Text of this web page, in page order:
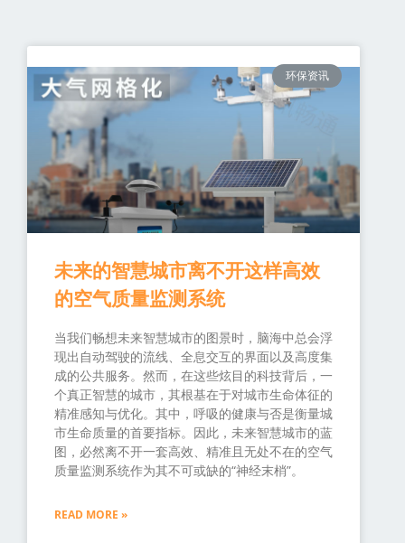
环保资讯
未来的智慧城市离不开这样高效
的空气质量监测系统
当我们畅想未来智慧城市的图景时，脑海中总会浮
现出自动驾驶的流线、全息交互的界面以及高度集
成的公共服务。然而，在这些炫目的科技背后，一
个真正智慧的城市，其根基在于对城市生命体征的
精准感知与优化。其中，呼吸的健康与否是衡量城
市生命质量的首要指标。因此，未来智慧城市的蓝
图，必然离不开一套高效、精准且无处不在的空气
质量监测系统作为其不可或缺的“神经末梢”。
READ MORE »